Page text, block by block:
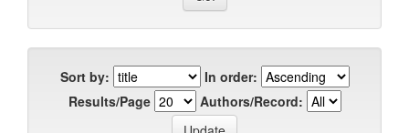
Sort by:
In order:
Results/Page
Authors/Record: